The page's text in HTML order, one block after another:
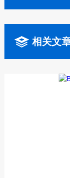
相关文